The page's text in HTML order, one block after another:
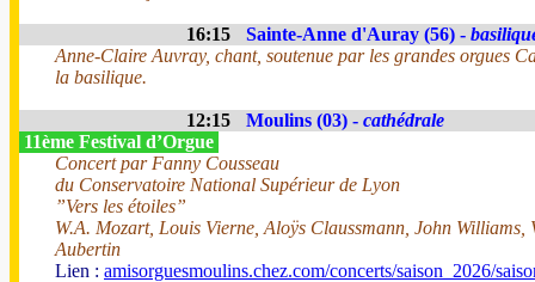
16:15 Sainte-Anne d'Auray (56) -
Anne-Claire Auvray, chant, soutenue par les grandes orgues
la basilique.
12:15 Moulins (03) - cathédrale
11ème Festival d’Orgue
Concert par Fanny Cousseau
du Conservatoire National Supérieur de Lyon
”Vers les étoiles”
W.A. Mozart, Louis Vierne, Aloÿs Claussmann, John Williams,
Aubertin
Lien : amisorguesmoulins.chez.com/concerts/saison_2026/